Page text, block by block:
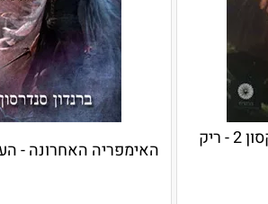
ים המפלצות - פרסי ג'קסון 2 - ריק
האימפריה האחרונה -